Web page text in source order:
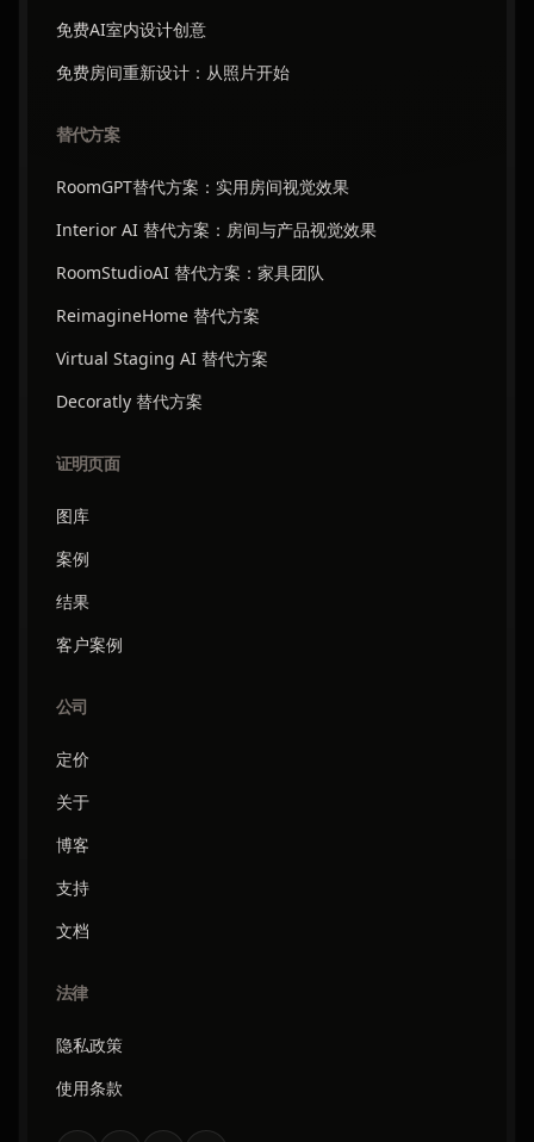
免费AI室内设计创意
免费房间重新设计：从照片开始
替代方案
RoomGPT替代方案：实用房间视觉效果
Interior AI 替代方案：房间与产品视觉效果
RoomStudioAI 替代方案：家具团队
ReimagineHome 替代方案
Virtual Staging AI 替代方案
Decoratly 替代方案
证明页面
图库
案例
结果
客户案例
公司
定价
关于
博客
支持
文档
法律
隐私政策
使用条款